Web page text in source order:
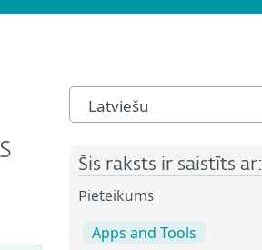
Latviešu
Šis raksts ir saistīts ar:
Pieteikums
Apps and Tools